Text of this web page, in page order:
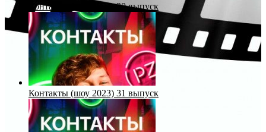
Контакты (шоу 2023) 30 выпуск
Контакты (шоу 2023) 31 выпуск